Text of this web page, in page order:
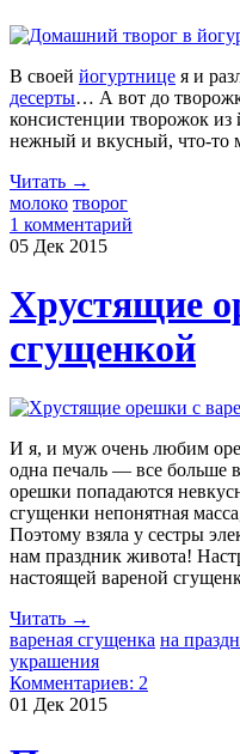
В своей йогуртнице я и
десерты… А вот до
консистенции творожок
нежный и вкусный, что-то
Читать →
молоко творог
1 комментарий
05 Дек 2015
Хрустящие
сгущенкой
И я, и муж очень любим
одна печаль — все больше
орешки попадаются
сгущенки непонятная
Поэтому взяла у сестры
нам праздник живота!
настоящей вареной
Читать →
вареная сгущенка на
украшения
Комментариев: 2
01 Дек 2015